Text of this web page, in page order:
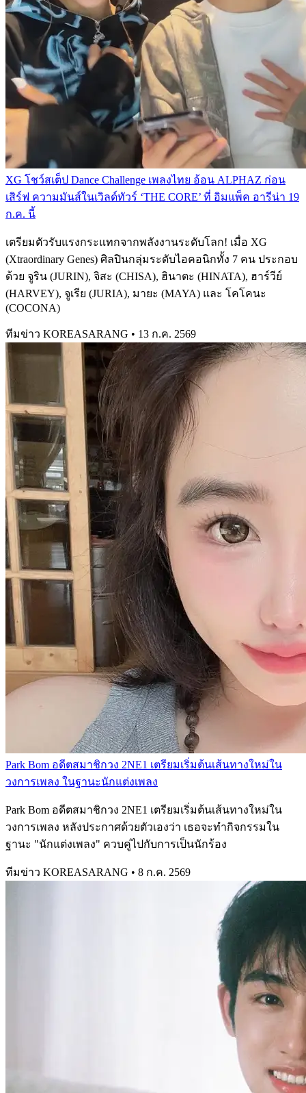
XG โชว์สเต็ป Dance Challenge เพลงไทย อ้อน ALPHAZ ก่อน
เสิร์ฟ ความมันส์ในเวิลด์ทัวร์ ‘THE CORE’ ที่ อิมแพ็ค อารีน่า 19
ก.ค. นี้
เตรียมตัวรับแรงกระแทกจากพลังงานระดับโลก! เมื่อ XG
(Xtraordinary Genes) ศิลปินกลุ่มระดับไอคอนิกทั้ง 7 คน ประกอบ
ด้วย จูริน (JURIN), จิสะ (CHISA), ฮินาตะ (HINATA), ฮาร์วีย์
(HARVEY), จูเรีย (JURIA), มายะ (MAYA) และ โคโคนะ
(COCONA)
ทีมข่าว KOREASARANG • 13 ก.ค. 2569
Park Bom อดีตสมาชิกวง 2NE1 เตรียมเริ่มต้นเส้นทางใหม่ใน
วงการเพลง ในฐานะนักแต่งเพลง
Park Bom อดีตสมาชิกวง 2NE1 เตรียมเริ่มต้นเส้นทางใหม่ใน
วงการเพลง หลังประกาศด้วยตัวเองว่า เธอจะทำกิจกรรมใน
ฐานะ "นักแต่งเพลง" ควบคู่ไปกับการเป็นนักร้อง
ทีมข่าว KOREASARANG • 8 ก.ค. 2569